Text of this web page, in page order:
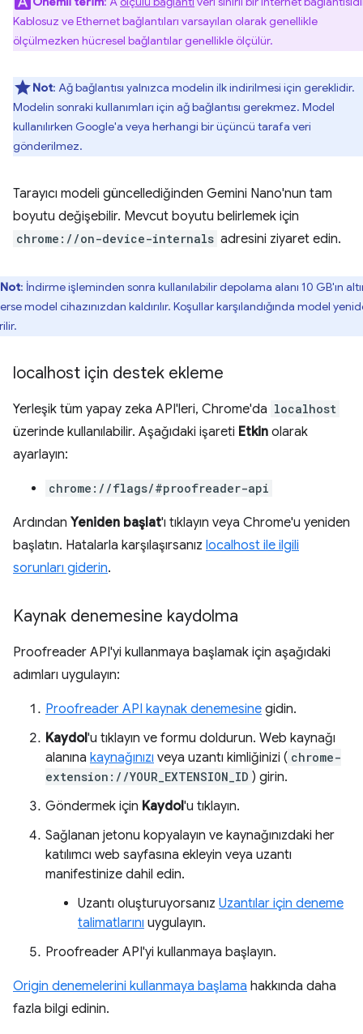
Kablosuz ve Ethernet bağlantıları varsayılan olarak genellikle
ölçülmezken hücresel bağlantılar genellikle ölçülür.
Not: Ağ bağlantısı yalnızca modelin ilk indirilmesi için gereklidir.
Modelin sonraki kullanımları için ağ bağlantısı gerekmez. Model
kullanılırken Google'a veya herhangi bir üçüncü tarafa veri
gönderilmez.
Tarayıcı modeli güncellediğinden Gemini Nano'nun tam
boyutu değişebilir. Mevcut boyutu belirlemek için
chrome://on-device-internals adresini ziyaret edin.
Not: İndirme işleminden sonra kullanılabilir depolama alanı 10 GB'ın
model cihazınızdan kaldırılır. Koşullar karşılandığında model
localhost için destek ekleme
Yerleşik tüm yapay zeka API'leri, Chrome'da localhost
üzerinde kullanılabilir. Aşağıdaki işareti Etkin olarak
ayarlayın:
chrome://flags/#proofreader-api
Ardından Yeniden başlat'ı tıklayın veya Chrome'u yeniden
başlatın. Hatalarla karşılaşırsanız localhost ile ilgili
sorunları giderin.
Kaynak denemesine kaydolma
Proofreader API'yi kullanmaya başlamak için aşağıdaki
adımları uygulayın:
Proofreader API kaynak denemesine gidin.
Kaydol'u tıklayın ve formu doldurun. Web kaynağı
alanına kaynağınızı veya uzantı kimliğinizi ( chrome-
extension://YOUR_EXTENSION_ID ) girin.
Göndermek için Kaydol'u tıklayın.
Sağlanan jetonu kopyalayın ve kaynağınızdaki her
katılımcı web sayfasına ekleyin veya uzantı
manifestinize dahil edin.
Uzantı oluşturuyorsanız Uzantılar için deneme
talimatlarını uygulayın.
Proofreader API'yi kullanmaya başlayın.
Origin denemelerini kullanmaya başlama hakkında daha
fazla bilgi edinin.